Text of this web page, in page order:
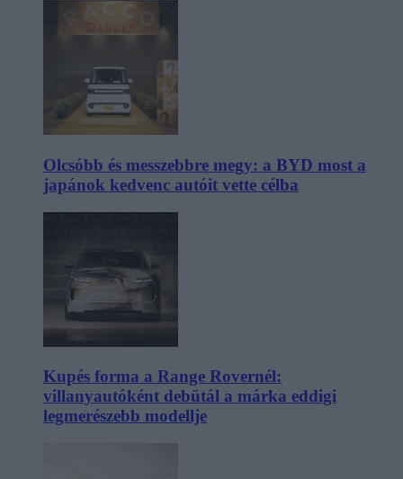
Olcsóbb és messzebbre megy: a BYD most a
japánok kedvenc autóit vette célba
Kupés forma a Range Rovernél:
villanyautóként debütál a márka eddigi
legmerészebb modellje